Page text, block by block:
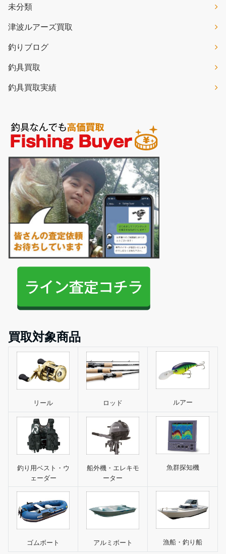
未分類
津波ルアーズ買取
釣りブログ
釣具買取
釣具買取実績
買取対象商品
リール ロッド ルアー
釣り用ベスト・ウ
ェーダー
船外機・エレキモ
ーター
魚群探知機
ゴムボート アルミボート 漁船・釣り船